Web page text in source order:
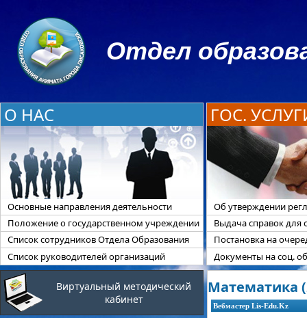
Отдел
О НАС
Основные направления деятельности
Положение о государственном учреждении
Список сотрудников Отдела Образования
Список руководителей организаций
ГОС.
Об утверждении
Выдача справок для
Постановка на
Документы на соц.
Виртуальный методический
кабинет
Математика
Вебмастер Lis-Edu.Kz